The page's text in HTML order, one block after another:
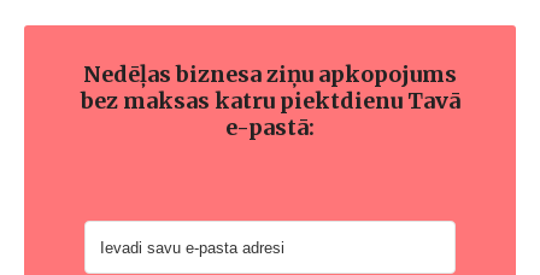
Nedēļas biznesa ziņu apkopojums
bez maksas katru piektdienu Tavā
e-pastā: